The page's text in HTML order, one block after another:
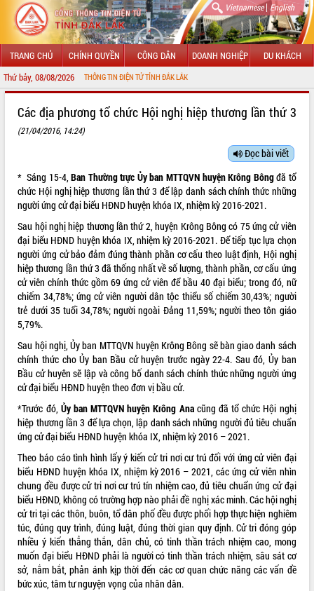
Vietnamese| English
TRANG CHỦ CHÍNH QUYỀN CÔNG DÂN DOANH NGHIỆP DU KHÁCH
Thứ bảy, 08/08/2026
ĐẾN VỚI CỔNG THÔNG TIN ĐIỆN TỬ TỈNH ĐẮK LẮK
Các địa phương tổ chức Hội nghị hiệp thương lần thứ 3
(21/04/2016, 14:24)
Đọc bài viết
* Sáng 15-4,Ban Thường trực Ủy ban MTTQVN huyện Krông Bôngđã tổ
chức Hội nghị hiệp thương lần thứ 3 để lập danh sách chính thức những
người ứng cử đại biểu HĐND huyện khóa IX, nhiệm kỳ 2016-2021.
Sau hội nghị hiệp thương lần thứ 2, huyện Krông Bông có 75 ứng cử viên
đại biểu HĐND huyện khóa IX, nhiệm kỳ 2016-2021. Để tiếp tục lựa chọn
người ứng cử bảo đảm đúng thành phần cơ cấu theo luật định, Hội nghị
hiệp thương lần thứ 3 đã thống nhất về số lượng, thành phần, cơ cấu ứng
cử viên chính thức gồm 69 ứng cử viên để bầu 40 đại biểu; trong đó, nữ
chiếm 34,78%; ứng cử viên người dân tộc thiểu số chiếm 30,43%; người
trẻ dưới 35 tuổi 34,78%; người ngoài Đảng 11,59%; người theo tôn giáo
5,79%.
Sau hội nghị, Ủy ban MTTQVN huyện Krông Bông sẽ bàn giao danh sách
chính thức cho Ủy ban Bầu cử huyện trước ngày 22-4. Sau đó, Ủy ban
Bầu cử huyên sẽ lập và công bố danh sách chính thức những người ứng
cử đại biểu HĐND huyện theo đơn vị bầu cử.
*Trước đó, Ủy ban MTTQVN huyện Krông Ana cũng đã tổ chức Hội nghị
hiệp thương lần 3 để lựa chọn, lập danh sách những người đủ tiêu chuẩn
ứng cử đại biểu HĐND huyện khóa IX, nhiệm kỳ 2016 – 2021.
Theo báo cáo tình hình lấy ý kiến cử tri nơi cư trú đối với ứng cử viên đại
biểu HĐND huyện khóa IX, nhiệm kỳ 2016 – 2021, các ứng cử viên nhìn
chung đều được cử tri nơi cư trú tín nhiệm cao, đủ tiêu chuẩn ứng cử đại
biểu HĐND, không có trường hợp nào phải đề nghị xác minh. Các hội nghị
cử tri tại các thôn, buôn, tổ dân phố đều được phối hợp thực hiện nghiêm
túc, đúng quy trình, đúng luật, đúng thời gian quy định. Cử tri đóng góp
nhiều ý kiến thẳng thắn, dân chủ, có tinh thần trách nhiệm cao, mong
muốn đại biểu HĐND phải là người có tinh thần trách nhiệm, sâu sát cơ
sở, nắm bắt, phản ánh kịp thời đến các cơ quan chức năng các vấn đề
bức xúc, tâm tư nguyện vọng của nhân dân.